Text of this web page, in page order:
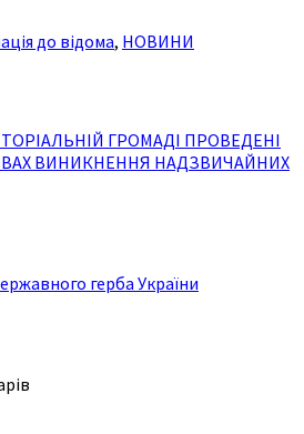
до відома, НОВИНИ
ГРОМАДІ ПРОВЕДЕНІ
ВИНИКНЕННЯ НАДЗВИЧАЙНИХ
герба України